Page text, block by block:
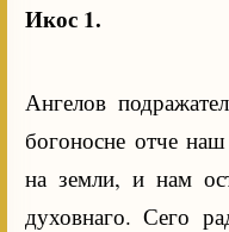
Икос 1.
Ангелов
богоносне отче
на земли, и нам
духовнаго. Сего